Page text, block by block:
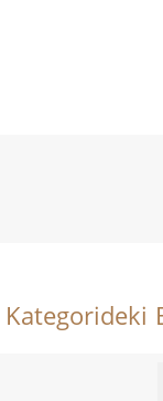
Kategorideki